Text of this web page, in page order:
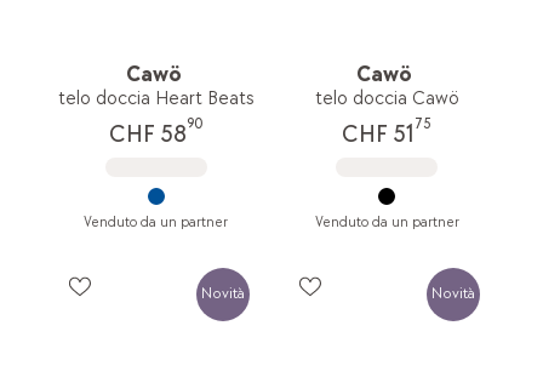
Cawö
telo doccia Heart Beats
CHF 5890
Venduto da un partner
Cawö
telo doccia Cawö
CHF 51 75
Venduto da un partner
Novità Novità